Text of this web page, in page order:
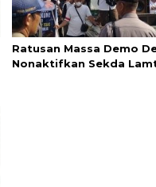
Ratusan Massa Demo
Nonaktifkan Sekda